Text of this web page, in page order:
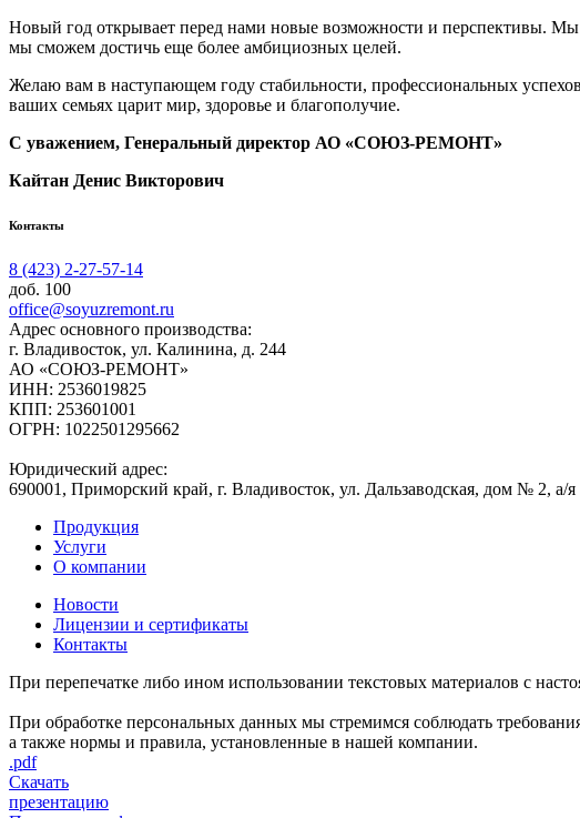
Новый год открывает перед нами новые возможности и перспективы.
мы сможем достичь еще более амбициозных целей.
Желаю вам в наступающем году стабильности, профессиональных
ваших семьях царит мир, здоровье и благополучие.
С уважением, Генеральный директор АО «СОЮЗ-РЕМОНТ»
Кайтан Денис Викторович
Контакты
8 (423) 2-27-57-14
доб. 100
office@soyuzremont.ru
Адрес основного производства:
г. Владивосток, ул. Калинина, д. 244
АО «СОЮЗ-РЕМОНТ»
ИНН: 2536019825
КПП: 253601001
ОГРН: 1022501295662
Юридический адрес:
690001, Приморский край, г. Владивосток, ул. Дальзаводская, дом № 2, а/я
Продукция
Услуги
О компании
Новости
Лицензии и сертификаты
Контакты
При перепечатке либо ином использовании текстовых материалов с
При обработке персональных данных мы стремимся соблюдать
а также нормы и правила, установленные в нашей компании.
.pdf
Скачать
презентацию